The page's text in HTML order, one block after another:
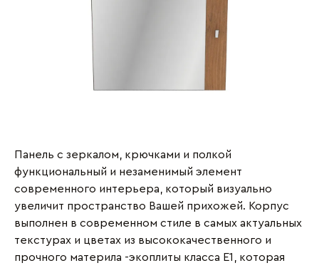
Панель с зеркалом, крючками и полкой
функциональный и незаменимый элемент
современного интерьера, который визуально
увеличит пространство Вашей прихожей. Корпус
выполнен в современном стиле в самых актуальных
текстурах и цветах из высококачественного и
прочного материла -экоплиты класса Е1, которая